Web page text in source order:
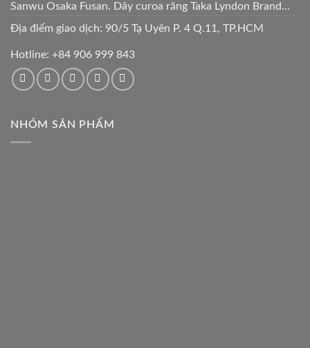
Sanwu Osaka Fusan. Dây curoa răng Taka Lyndon Brand...
Địa điểm giao dịch: 90/5 Tạ Uyên P. 4 Q.11, TP.HCM
Hotline: +84 906 999 843
NHÓM SẢN PHẨM